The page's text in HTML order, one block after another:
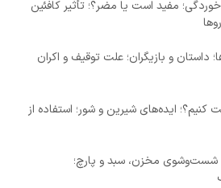
مفید است یا مضر؟؛ تأثیر کافئین
و بازیگران؛ علت توقیف و اکران
ایده‌های شیرین و شور؛ استفاده از
شست‌وشوی مخزن، سبد و پارچ؛